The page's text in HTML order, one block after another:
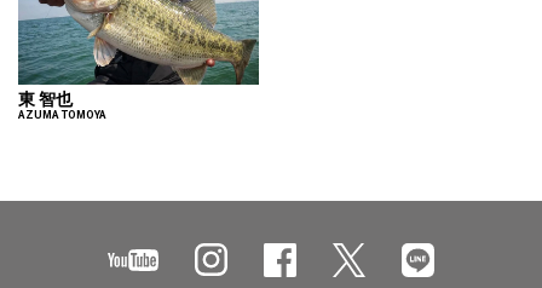
東 智也
AZUMA TOMOYA